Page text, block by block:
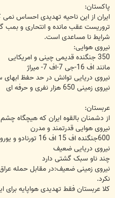
پاکستان:
ایران از این ناحیه تهدیدی احساس
تروریست عقب مانده و انتحاری و بمب
شرایط نا مساعدی است.
نیروی هوایی:
350 جنگنده قدیمی چینی و امریکایی
مانند اف 16-جی 7-اف 7- میراژ
نیروی دریایی توانش در حد حفظ
نیروی زمینی 650 هزار نفری و حرفه ای
عربستان:
از دشمنان بالقوه ایران که هیچگاه چشم
نیروی هوایی قدرتمند و مدرن
600جنگنده اف 15 اف 16 تورنادو و یورو تایفون
نیروی دریایی ضعیف
چند ناو سبک گشتی دارد
نکرد.
کلا عربستان فقط تهدیدی هواپایه برای